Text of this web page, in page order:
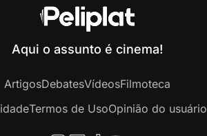
Aqui o assunto é cinema!
ArtigosDebatesVídeosFilmoteca
Termos de UsoOpinião do usuário